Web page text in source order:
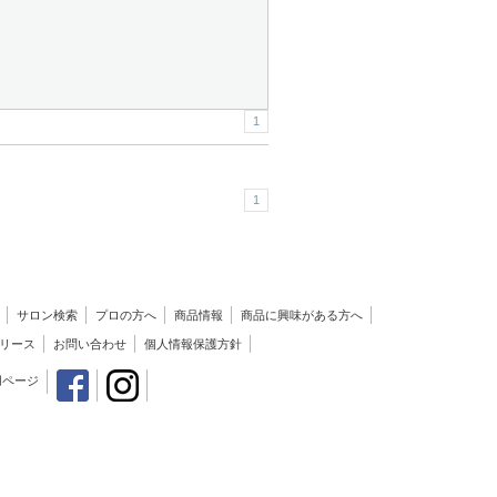
1
1
サロン検索 プロの方へ 商品情報 商品に興味がある方へ
ース お問い合わせ 個人情報保護方針
ージ